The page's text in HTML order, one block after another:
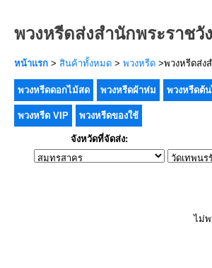
พวงหรีดส่งสำนักพระราชวัง
หน้าแรก > สินค้าทั้งหมด > พวงหรีด >พวงหรีดส่ง
พวงหรีดดอกไม้สด พวงหรีดผ้าห่ม พวงหรีดต้
พวงหรีด VIP พวงหรีดของใช้
จังหวัดที่จัดส่ง:
ไม่พ